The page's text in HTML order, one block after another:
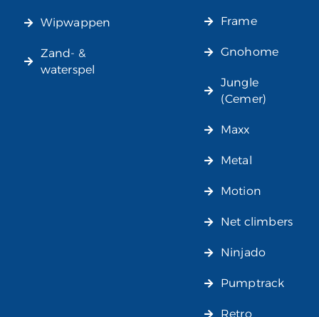
Wipwappen
Zand- &
waterspel
Frame
Gnohome
Jungle
(Cemer)
Maxx
Metal
Motion
Net climbers
Ninjado
Pumptrack
Retro